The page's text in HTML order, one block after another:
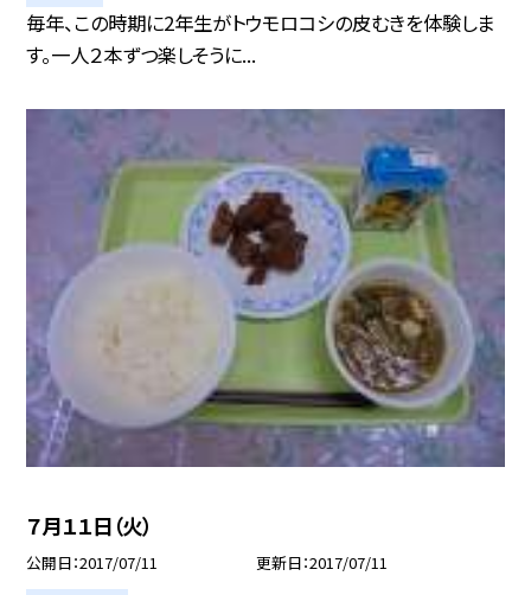
毎年、この時期に2年生がトウモロコシの皮むきを体験しま
す。一人２本ずつ楽しそうに...
７月１１日（火）
公開日 2017/07/11 更新日 2017/07/11